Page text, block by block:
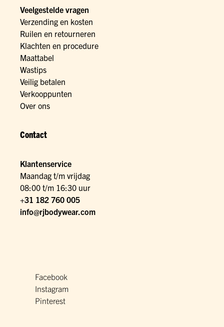
Veelgestelde vragen
Verzending en kosten
Ruilen en retourneren
Klachten en procedure
Maattabel
Wastips
Veilig betalen
Verkooppunten
Over ons
Contact
Klantenservice
Maandag t/m vrijdag
08:00 t/m 16:30 uur
+31 182 760 005
info@rjbodywear.com
Facebook
Instagram
Pinterest